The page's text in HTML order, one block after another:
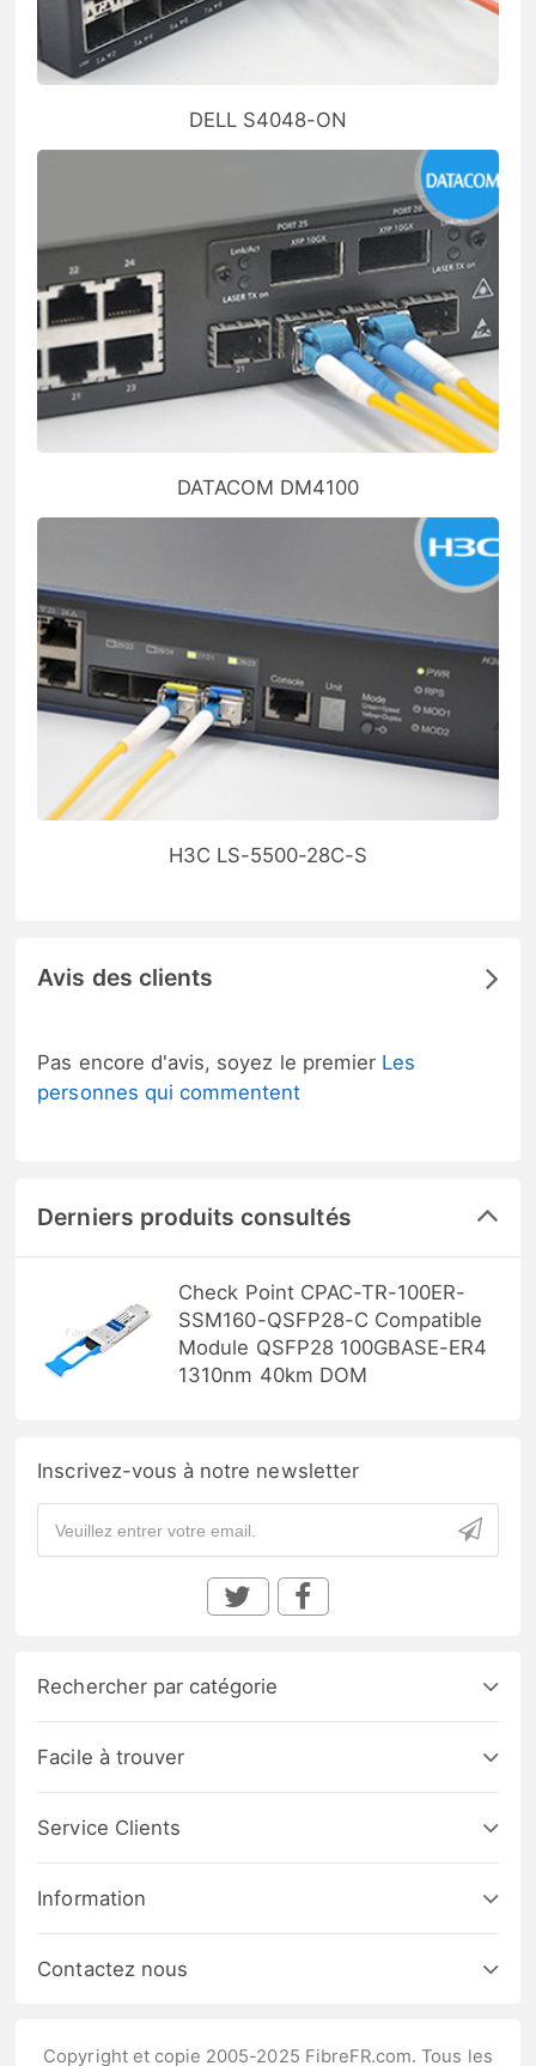
DELL S4048-ON
DATACOM DM4100
H3C LS-5500-28C-S
Avis des clients
Pas encore d'avis, soyez le premier Les
personnes qui commentent
Derniers produits consultés
Check Point CPAC-TR-100ER-
SSM160-QSFP28-C Compatible
Module QSFP28 100GBASE-ER4
1310nm 40km DOM
Inscrivez-vous à notre newsletter
Rechercher par catégorie
Facile à trouver
Service Clients
Information
Contactez nous
Copyright et copie 2005-2025 FibreFR.com. Tous les